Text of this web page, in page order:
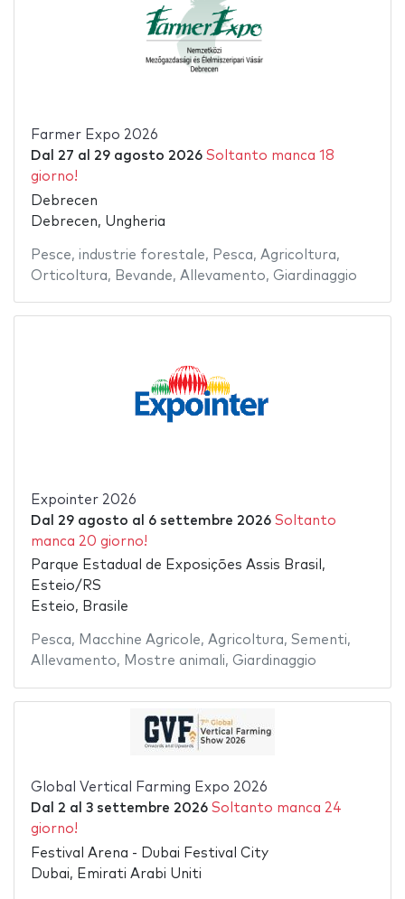
Farmer Expo 2026
Dal 27 al 29 agosto 2026 Soltanto manca 18
giorno!
Debrecen
Debrecen, Ungheria
Pesce, industrie forestale, Pesca, Agricoltura,
Orticoltura, Bevande, Allevamento, Giardinaggio
Expointer 2026
Dal 29 agosto al 6 settembre 2026 Soltanto
manca 20 giorno!
Parque Estadual de Exposições Assis Brasil,
Esteio/RS
Esteio, Brasile
Pesca, Macchine Agricole, Agricoltura, Sementi,
Allevamento, Mostre animali, Giardinaggio
Global Vertical Farming Expo 2026
Dal 2 al 3 settembre 2026 Soltanto manca 24
giorno!
Festival Arena - Dubai Festival City
Dubai, Emirati Arabi Uniti